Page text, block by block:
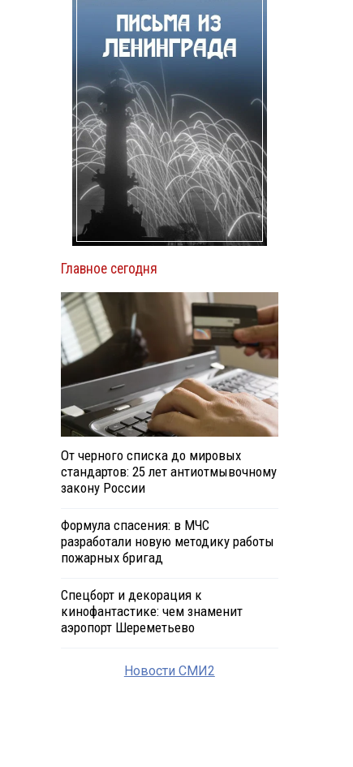
Главное сегодня
От черного списка до мировых
стандартов: 25 лет антиотмывочному
закону России
Формула спасения: в МЧС
разработали новую методику работы
пожарных бригад
Спецборт и декорация к
кинофантастике: чем знаменит
аэропорт Шереметьево
Новости СМИ2